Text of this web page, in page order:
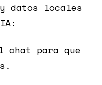
datos locales
chat para que